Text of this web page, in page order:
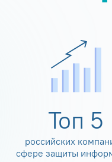
Топ 5
российских
сфере защиты